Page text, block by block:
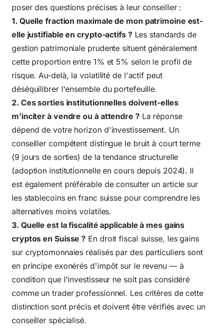
poser des questions précises à leur conseiller :
1. Quelle fraction maximale de mon patrimoine est-
elle justifiable en crypto-actifs ?Les standards de
gestion patrimoniale prudente situent généralement
cette proportion entre 1% et 5% selon le profil de
risque. Au-delà, la volatilité de l'actif peut
déséquilibrer l'ensemble du portefeuille.
2. Ces sorties institutionnelles doivent-elles
m'inciter à vendre ou à attendre ?La réponse
dépend de votre horizon d'investissement. Un
conseiller compétent distingue le bruit à court terme
(9 jours de sorties) de la tendance structurelle
(adoption institutionnelle en cours depuis 2024). Il
est également préférable de consulter un article sur
les stablecoins en franc suisse pour comprendre les
alternatives moins volatiles.
3. Quelle est la fiscalité applicable à mes gains
cryptos en Suisse ? En droit fiscal suisse, les gains
sur cryptomonnaies réalisés par des particuliers sont
en principe exonérés d'impôt sur le revenu — à
condition que l'investisseur ne soit pas considéré
comme un trader professionnel. Les critères de cette
distinction sont précis et doivent être vérifiés avec un
conseiller spécialisé.